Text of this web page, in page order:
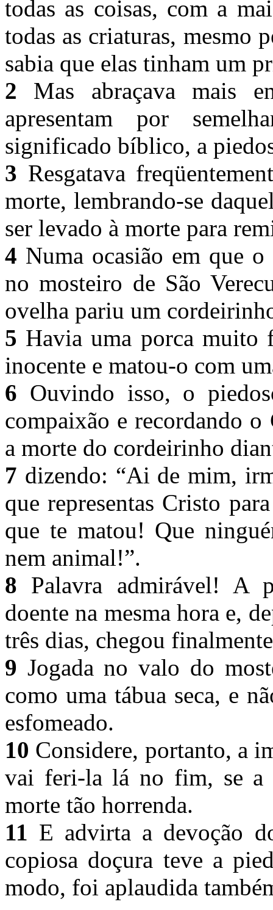
todas as coisas, com a
todas as criaturas, mesmo
sabia que elas tinham um
2 Mas abraçava mais
apresentam por
significado bíblico, a
3 Resgatava
morte, lembrando-se
ser levado à morte para
4 Numa ocasião em que o
no mosteiro de São
ovelha pariu um
5 Havia uma porca muito
inocente e matou-o com
6 Ouvindo isso, o
compaixão e recordando o
a morte do cordeirinho
7 dizendo: “Ai de mim,
que representas Cristo
que te matou! Que
nem animal!”.
8 Palavra admirável! A
doente na mesma hora e,
três dias, chegou
9 Jogada no valo do
como uma tábua seca, e
esfomeado.
10 Considere, portanto, a
vai feri-la lá no fim, se a
morte tão horrenda.
11 E advirta a devoção
copiosa doçura teve a
modo, foi aplaudida